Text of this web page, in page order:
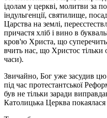
ідолам у церкві, молитви за
індульгенції, святилище,
Царства на землі,
причастя хліб і вино в
кров'ю Христа, що
вчить нас, що Христос тільки
часи).
Звичайно, Бог уже засудив
під час протестантської
був не тільки заради
Католицька Церква